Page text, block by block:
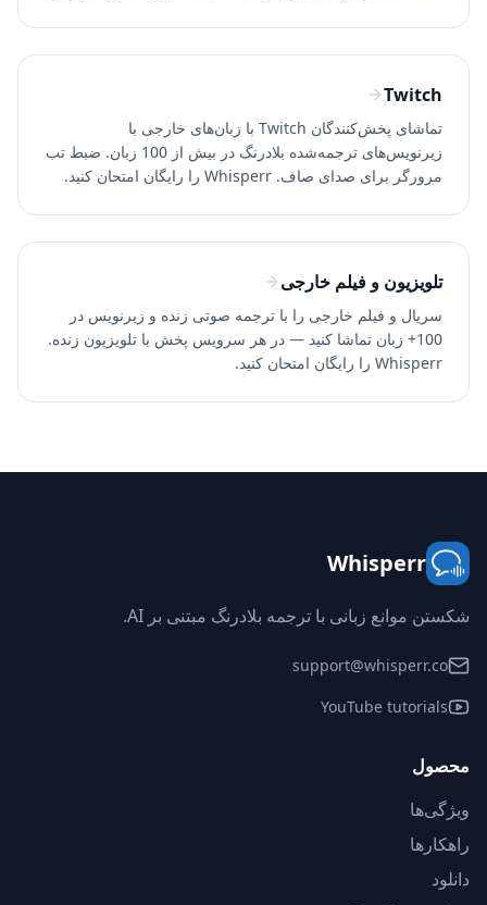
Twitch
تماشای پخش‌کنندگان Twitch با زبان‌های خارجی با
زیرنویس‌های ترجمه‌شده بلادرنگ در بیش از 100 زبان. ضبط تب
مرورگر برای صدای صاف. Whisperr را رایگان امتحان کنید.
تلویزیون و فیلم خارجی
سریال و فیلم خارجی را با ترجمه صوتی زنده و زیرنویس در
100+ زبان تماشا کنید — در هر سرویس پخش یا تلویزیون زنده.
Whisperr را رایگان امتحان کنید.
Whisperr
شکستن موانع زبانی با ترجمه بلادرنگ مبتنی بر AI.
support@whisperr.co
YouTube tutorials
محصول
ویژگی‌ها
راهکارها
دانلود